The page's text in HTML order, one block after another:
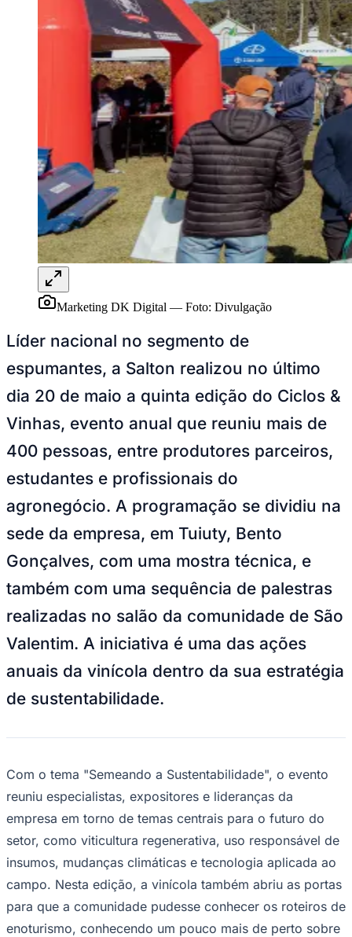
Vitória
Marketing DK Digital — Foto: Divulgação
Líder nacional no segmento de
espumantes, a Salton realizou no último
dia 20 de maio a quinta edição do Ciclos &
Vinhas, evento anual que reuniu mais de
400 pessoas, entre produtores parceiros,
estudantes e profissionais do
agronegócio. A programação se dividiu na
sede da empresa, em Tuiuty, Bento
Gonçalves, com uma mostra técnica, e
também com uma sequência de palestras
realizadas no salão da comunidade de São
Valentim. A iniciativa é uma das ações
anuais da vinícola dentro da sua estratégia
de sustentabilidade.
Com o tema "Semeando a Sustentabilidade", o evento
reuniu especialistas, expositores e lideranças da
empresa em torno de temas centrais para o futuro do
setor, como viticultura regenerativa, uso responsável de
insumos, mudanças climáticas e tecnologia aplicada ao
campo. Nesta edição, a vinícola também abriu as portas
para que a comunidade pudesse conhecer os roteiros de
enoturismo, conhecendo um pouco mais de perto sobre